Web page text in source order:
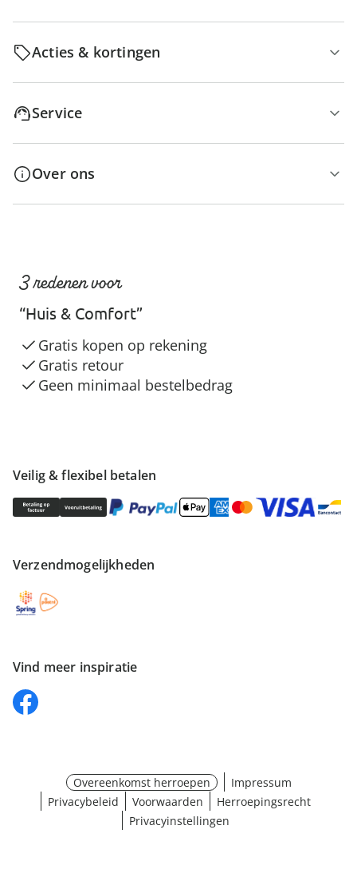
Acties & kortingen
Service
Over ons
Veilig & flexibel betalen
Verzendmogelijkheden
Vind meer inspiratie
3 redenen voor
“Huis & Comfort”
Gratis kopen op rekening
Gratis retour
Geen minimaal bestelbedrag
Overeenkomst herroepen
Impressum
Privacybeleid
Voorwaarden
Herroepingsrecht
Privacyinstellingen